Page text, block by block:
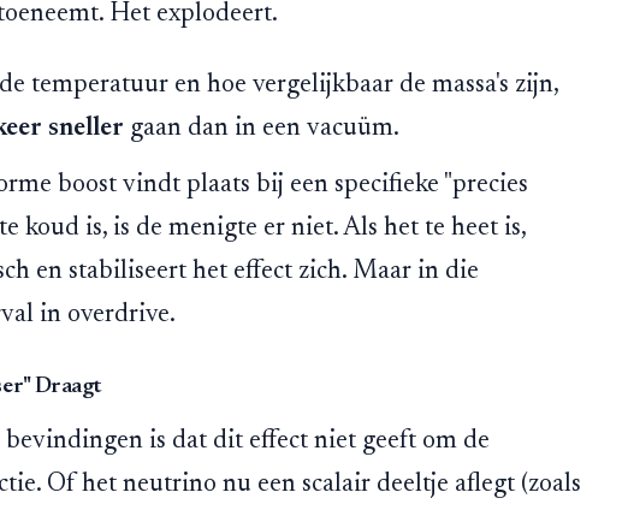
Het explodeert.
temperatuur en hoe vergelijkbaar de massa's zijn,
sneller gaan dan in een vacuüm.
boost vindt plaats bij een specifieke "precies
koud is, is de menigte er niet. Als het te heet is,
en stabiliseert het effect zich. Maar in die
in overdrive.
Draagt
bevindingen is dat dit effect niet geeft om de
Of het neutrino nu een scalair deeltje aflegt (zoals